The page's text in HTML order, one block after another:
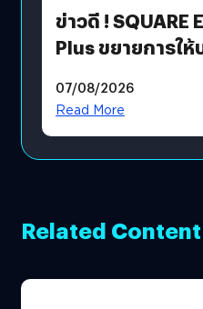
ข่าวดี ! SQUARE
Plus ขยายการให้
โดยตรง
07/08/2026
Read More
Related Content